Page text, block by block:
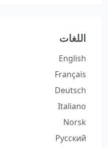
اللغات
English
Français
Deutsch
Italiano
Norsk
Русский